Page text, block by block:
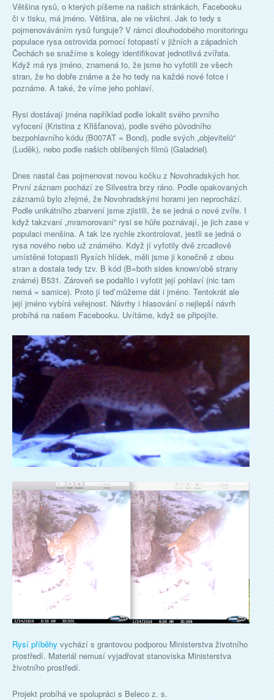
Většina rysů, o kterých píšeme na našich stránkách, Facebooku
či v tisku, má jméno. Většina, ale ne všichni. Jak to tedy s
pojmenováváním rysů funguje? V rámci dlouhodobého monitoringu
populace rysa ostrovida pomocí fotopastí v jižních a západních
Čechách se snažíme s kolegy identifikovat jednotlivá zvířata.
Když má rys jméno, znamená to, že jsme ho vyfotili ze všech
stran, že ho dobře známe a že ho tedy na každé nové fotce i
poznáme. A také, že víme jeho pohlaví.
Rysi dostávají jména například podle lokalit svého prvního
vyfocení (Kristina z Křišťanova), podle svého původního
bezpohlavního kódu (B007AT = Bond), podle svých „objevitelů“
(Luděk), nebo podle našich oblíbených filmů (Galadriel).
Dnes nastal čas pojmenovat novou kočku z Novohradských hor.
První záznam pochází ze Silvestra brzy ráno. Podle opakovaných
záznamů bylo zřejmé, že Novohradskými horami jen neprochází.
Podle unikátního zbarvení jsme zjistili, že se jedná o nové zvíře. I
když takzvaní „mramorovaní“ rysi se hůře poznávají, je jich zase v
populaci menšina. A tak lze rychle zkontrolovat, jestli se jedná o
rysa nového nebo už známého. Když jí vyfotily dvě zrcadlově
umístěné fotopasti Rysích hlídek, měli jsme ji konečně z obou
stran a dostala tedy tzv. B kód (B=both sides known/obě strany
známé) B531. Zároveň se podařilo i vyfotit její pohlaví (nic tam
nemá = samice). Proto jí teď můžeme dát i jméno. Tentokrát ale
její jméno vybírá veřejnost. Návrhy i hlasování o nejlepší návrh
probíhá na našem Facebooku. Uvítáme, když se připojíte.
Rysí příběhy vychází s grantovou podporou Ministerstva životního
prostředí. Materiál nemusí vyjadřovat stanoviska Ministerstva
životního prostředí.
Projekt probíhá ve spolupráci s Beleco z. s.